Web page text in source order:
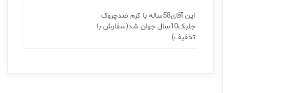
این آقای58ساله با کرم ضدچروک
جلبک10سال جوان شد(سفارش با
تخفیف)